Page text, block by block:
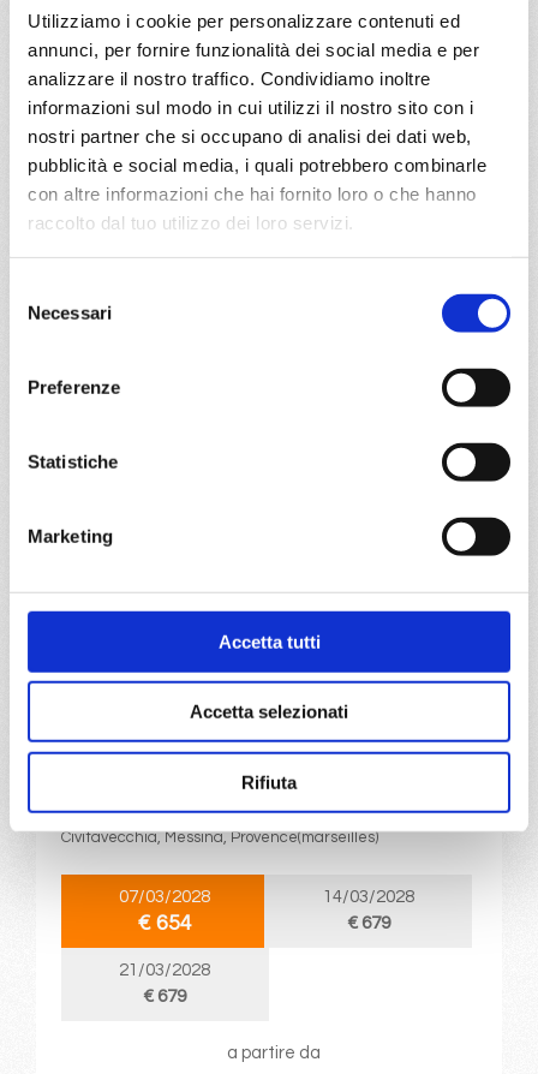
Utilizziamo i cookie per personalizzare contenuti ed
annunci, per fornire funzionalità dei social media e per
analizzare il nostro traffico. Condividiamo inoltre
informazioni sul modo in cui utilizzi il nostro sito con i
nostri partner che si occupano di analisi dei dati web,
pubblicità e social media, i quali potrebbero combinarle
con altre informazioni che hai fornito loro o che hanno
raccolto dal tuo utilizzo dei loro servizi.
delNecessari
Preferenze
Statistiche
Marketing
Accetta tutti
Accetta selezionati
Rifiuta
a partire da
€ 654
DETTAGLI
daVallettaconMSC World Asia
Messina, Valletta, Provence(marseilles)
daMessinaconMSC World Asia
Messina, Valletta, Barcellona, Marsiglia, Genova,
Civitavecchia, Messina, Provence(marseilles)
07/03/2028
€ 654
14/03/2028
€ 679
21/03/2028
€ 679
a partire da